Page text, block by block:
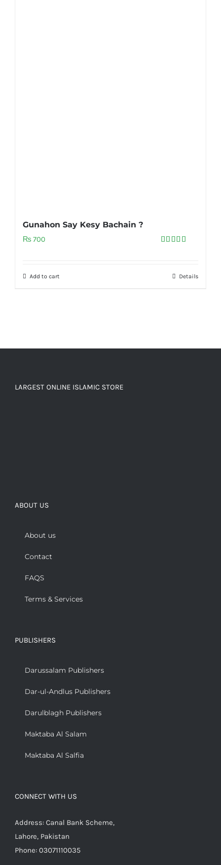
Gunahon Say Kesy Bachain ?
₨ 700
Add to cart Details
LARGEST ONLINE ISLAMIC STORE
ABOUT US
About us
Contact
FAQS
Terms & Services
PUBLISHERS
Darussalam Publishers
Dar-ul-Andlus Publishers
Darulblagh Publishers
Maktaba Al Salam
Maktaba Al Salfia
CONNECT WITH US
Address: Canal Bank Scheme,
Lahore, Pakistan
Phone: 03071110035